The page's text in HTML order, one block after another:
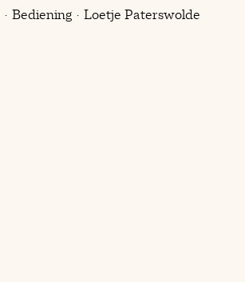
· Bediening · Loetje Paterswolde